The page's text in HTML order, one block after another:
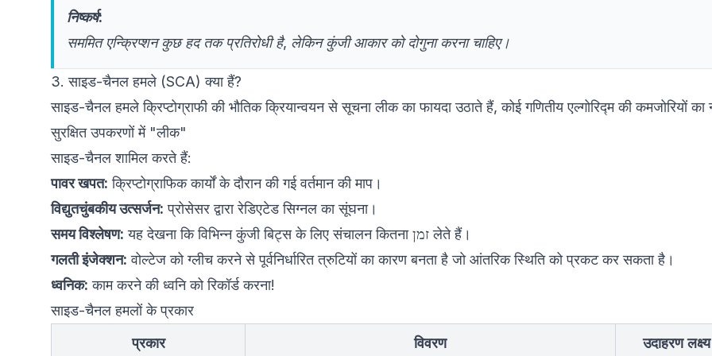
निष्कर्ष:
सममित एन्क्रिप्शन कुछ हद तक प्रतिरोधी है, लेकिन कुंजी आकार को दोगुना करना चाहिए।
3. साइड-चैनल हमले (SCA) क्या हैं?
साइड-चैनल हमले क्रिप्टोग्राफी की भौतिक क्रियान्वयन से सूचना लीक का फायदा उठाते हैं, कोई गणितीय एल्गोरिद्म की कमजोरियों का
सुरक्षित उपकरणों में "लीक"
साइड-चैनल शामिल करते हैं:
पावर खपत: क्रिप्टोग्राफिक कार्यों के दौरान की गई वर्तमान की माप।
विद्युतचुंबकीय उत्सर्जन: प्रोसेसर द्वारा रेडिएटेड सिग्नल का सूंघना।
समय विश्लेषण:
यह देखना कि विभिन्न कुंजी बिट्स के लिए संचालन कितना זמן लेते हैं।
गलती इंजेक्शन: वोल्टेज को ग्लीच करने से पूर्वनिर्धारित त्रुटियों का कारण बनता है जो आंतरिक स्थिति को प्रकट कर सकता है।
ध्वनिक: काम करने की ध्वनि को रिकॉर्ड करना!
साइड-चैनल हमलों के प्रकार
प्रकार
विवरण उदाहरण लक्ष्य